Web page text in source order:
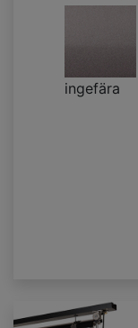
ingefära